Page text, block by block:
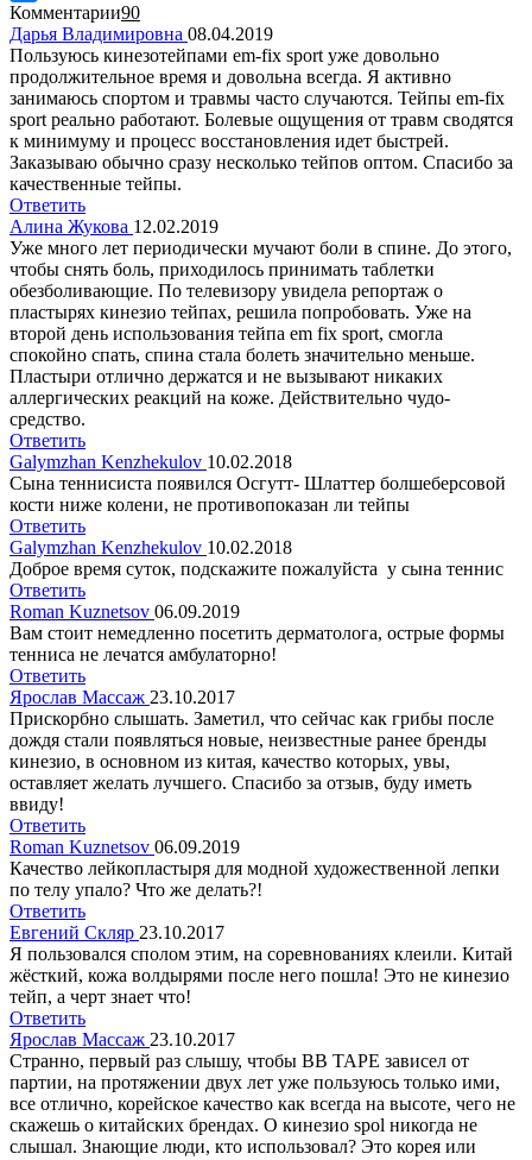
Комментарии90
Дарья Владимировна 08.04.2019
Пользуюсь кинезотейпами em-fix sport уже довольно
продолжительное время и довольна всегда. Я активно
занимаюсь спортом и травмы часто случаются. Тейпы em-fix
sport реально работают. Болевые ощущения от травм сводятся
к минимуму и процесс восстановления идет быстрей.
Заказываю обычно сразу несколько тейпов оптом. Спасибо за
качественные тейпы.
Ответить
Алина Жукова 12.02.2019
Уже много лет периодически мучают боли в спине. До этого,
чтобы снять боль, приходилось принимать таблетки
обезболивающие. По телевизору увидела репортаж о
пластырях кинезио тейпах, решила попробовать. Уже на
второй день использования тейпа em fix sport, смогла
спокойно спать, спина стала болеть значительно меньше.
Пластыри отлично держатся и не вызывают никаких
аллергических реакций на коже. Действительно чудо-
средство.
Ответить
Galymzhan Kenzhekulov 10.02.2018
Сына теннисиста появился Осгутт- Шлаттер болшеберсовой
кости ниже колени, не противопоказан ли тейпы
Ответить
Galymzhan Kenzhekulov 10.02.2018
Доброе время суток, подскажите пожалуйста у сына теннис
Ответить
Roman Kuznetsov 06.09.2019
Вам стоит немедленно посетить дерматолога, острые формы
тенниса не лечатся амбулаторно!
Ответить
Ярослав Массаж 23.10.2017
Прискорбно слышать. Заметил, что сейчас как грибы после
дождя стали появляться новые, неизвестные ранее бренды
кинезио, в основном из китая, качество которых, увы,
оставляет желать лучшего. Спасибо за отзыв, буду иметь
ввиду!
Ответить
Roman Kuznetsov 06.09.2019
Качество лейкопластыря для модной художественной лепки
по телу упало? Что же делать?!
Ответить
Евгений Скляр 23.10.2017
Я пользовался сполом этим, на соревнованиях клеили. Китай
жёсткий, кожа волдырями после него пошла! Это не кинезио
тейп, а черт знает что!
Ответить
Ярослав Массаж 23.10.2017
Странно, первый раз слышу, чтобы BB TAPE зависел от
партии, на протяжении двух лет уже пользуюсь только ими,
все отлично, корейское качество как всегда на высоте, чего не
скажешь о китайских брендах. О кинезио spol никогда не
слышал. Знающие люди, кто использовал? Это корея или